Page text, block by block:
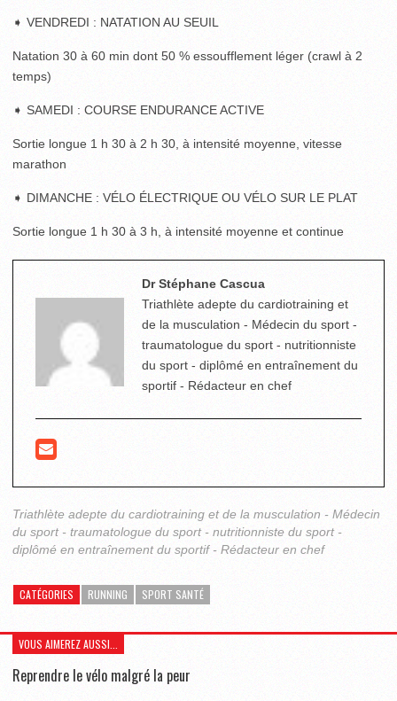
➧ VENDREDI : NATATION AU SEUIL
Natation 30 à 60 min dont 50 % essoufflement léger (crawl à 2
temps)
➧ SAMEDI : COURSE ENDURANCE ACTIVE
Sortie longue 1 h 30 à 2 h 30, à intensité moyenne, vitesse
marathon
➧ DIMANCHE : VÉLO ÉLECTRIQUE OU VÉLO SUR LE PLAT
Sortie longue 1 h 30 à 3 h, à intensité moyenne et continue
Dr Stéphane Cascua
Triathlète adepte du cardiotraining et
de la musculation - Médecin du sport -
traumatologue du sport - nutritionniste
du sport - diplômé en entraînement du
sportif - Rédacteur en chef
Triathlète adepte du cardiotraining et de la musculation - Médecin
du sport - traumatologue du sport - nutritionniste du sport -
diplômé en entraînement du sportif - Rédacteur en chef
CATÉGORIES RUNNING SPORT SANTÉ
VOUS AIMEREZ AUSSI...
Reprendre le vélo malgré la peur